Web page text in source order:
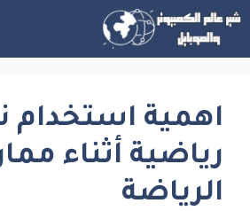
انتقل
المحتوى
اهمية استخدام
رياضية أثناء
الرياضة